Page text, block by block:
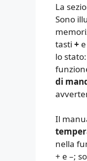
La
Sono
tasti + e
lo
di
Il
nella
+ e –;